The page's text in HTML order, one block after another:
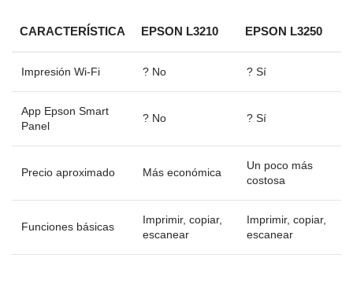
CARACTERÍSTICA EPSON L3210 EPSON L3250
Impresión Wi-Fi ? No ? Sí
App Epson Smart
Panel
? No ? Sí
Precio aproximado Más económica
Un poco más
costosa
Funciones básicas
Imprimir, copiar,
escanear
Imprimir, copiar,
escanear